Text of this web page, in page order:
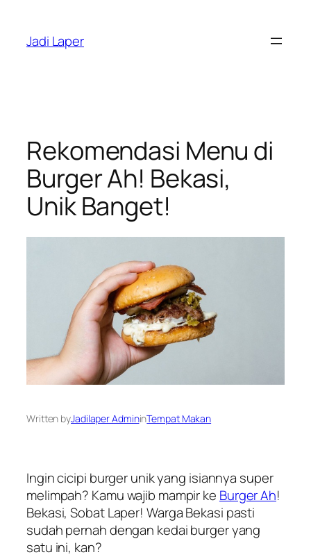
content
Jadi Laper
Rekomendasi Menu di
Burger Ah! Bekasi,
Unik Banget!
Written byJadilaper AdmininTempat Makan
Ingin cicipi burger unik yang isiannya super
melimpah? Kamu wajib mampir ke Burger Ah!
Bekasi,Sobat Laper! Warga Bekasi pasti
sudah pernah dengan kedai burger yang
satu ini, kan?